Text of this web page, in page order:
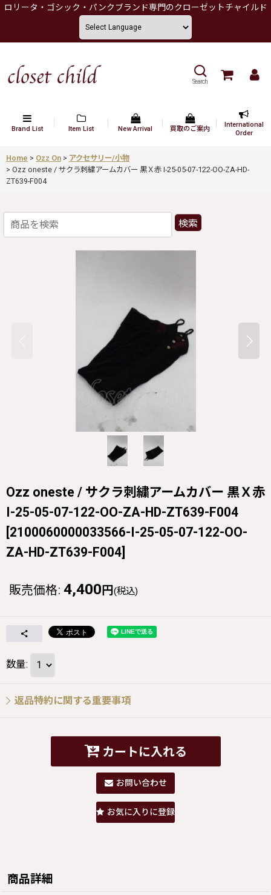
ロリータ・ゴシック・パンクブランド専門のクローゼットチャイルド
Search
Brand List Item List New Arrival 買取のご案内
International
Order
Home > Ozz On > アクセサリー/小物
> Ozz oneste / サクラ刺繍アームカバー 黒Ｘ赤 I-25-05-07-122-OO-ZA-HD-
ZT639-F004
検索
Ozz oneste / サクラ刺繍アームカバー 黒Ｘ赤
I-25-05-07-122-OO-ZA-HD-ZT639-F004
[2100060000033566-I-25-05-07-122-OO-
ZA-HD-ZT639-F004]
販売価格: 4,400 円 (税込)
数量:
返品特約に関する重要事項
カートに入れる
お問い合わせ
お気に入りに登録
商品詳細